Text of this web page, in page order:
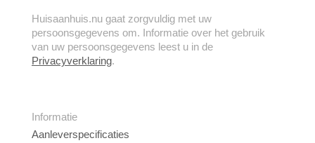
Huisaanhuis.nu gaat zorgvuldig met uw
persoonsgegevens om. Informatie over het gebruik
van uw persoonsgegevens leest u in de
Privacyverklaring.
Informatie
Aanleverspecificaties